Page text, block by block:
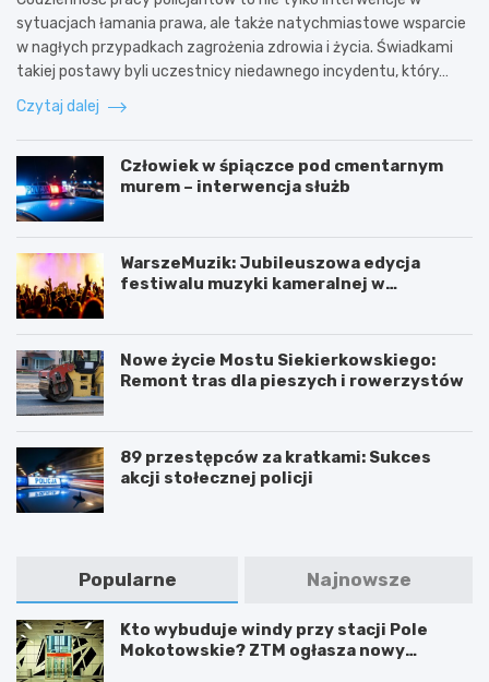
sytuacjach łamania prawa, ale także natychmiastowe wsparcie
w nagłych przypadkach zagrożenia zdrowia i życia. Świadkami
takiej postawy byli uczestnicy niedawnego incydentu, który…
Czytaj dalej
Człowiek w śpiączce pod cmentarnym
murem – interwencja służb
WarszeMuzik: Jubileuszowa edycja
festiwalu muzyki kameralnej w
Nowe życie Mostu Siekierkowskiego:
Remont tras dla pieszych i rowerzystów
89 przestępców za kratkami: Sukces
akcji stołecznej policji
Popularne Najnowsze
Kto wybuduje windy przy stacji Pole
Mokotowskie? ZTM ogłasza nowy